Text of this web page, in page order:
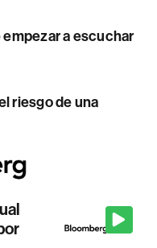
a escuchar
riesgo de una